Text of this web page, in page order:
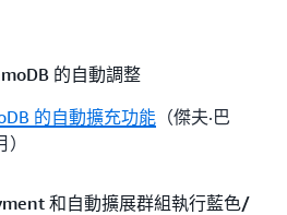
的自動調整
的自動擴充功能 （傑夫·巴
和自動擴展群組執行藍色/